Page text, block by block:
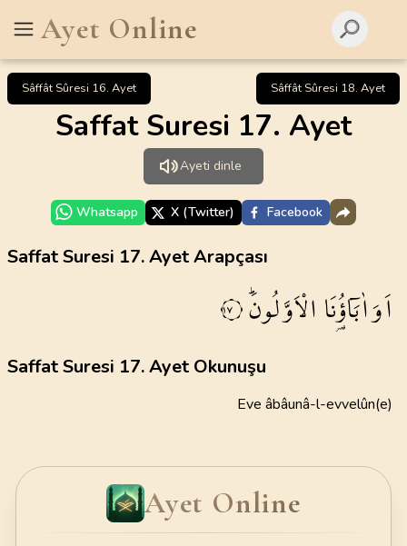
Ayet Online
Sâffât Sûresi 16. Ayet Sâffât Sûresi 18. Ayet
Saffat Suresi 17. Ayet
Ayeti dinle
Whatsapp X (Twitter) Facebook
Saffat Suresi 17. Ayet Arapçası
اَوَاٰبَٓاؤُ۬نَاالْاَوَّلُونَۜ ١٧
Saffat Suresi 17. Ayet Okunuşu
Eve âbâunâ-l-evvelûn(e)
Ayet Online